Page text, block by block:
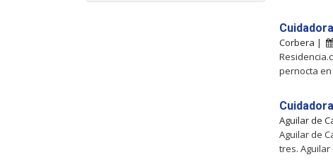
Corbera |
pernocta en
Aguilar de
Aguilar de
tres. Aguilar